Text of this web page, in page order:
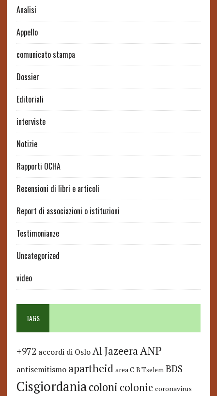
Analisi
Appello
comunicato stampa
Dossier
Editoriali
interviste
Notizie
Rapporti OCHA
Recensioni di libri e articoli
Report di associazioni o istituzioni
Testimonianze
Uncategorized
video
TAGS
+972 accordi di Oslo Al JazeeraANP
antisemitismo apartheid area C B'Tselem BDS
Cisgiordaniacoloni colonie coronavirus